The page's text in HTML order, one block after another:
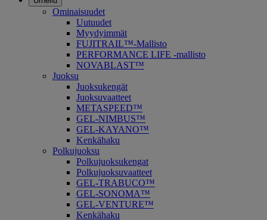
Ominaisuudet
Uutuudet
Myydyimmät
FUJITRAIL™-Mallisto
PERFORMANCE LIFE -mallisto
NOVABLAST™
Juoksu
Juoksukengät
Juoksuvaatteet
METASPEED™
GEL-NIMBUS™
GEL-KAYANO™
Kenkähaku
Polkujuoksu
Polkujuoksukengat
Polkujuoksuvaatteet
GEL-TRABUCO™
GEL-SONOMA™
GEL-VENTURE™
Kenkähaku